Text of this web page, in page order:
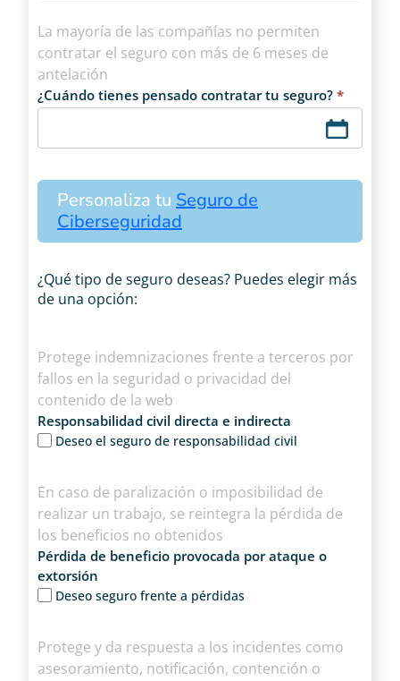
¿Cuándo tienes pensado contratar tu seguro? *
La mayoría de las compañías no permiten
contratar el seguro con más de 6 meses de
antelación
Personaliza tu Seguro de
Ciberseguridad
¿Qué tipo de seguro deseas? Puedes elegir más
de una opción:
Responsabilidad civil directa e indirecta
Deseo el seguro de responsabilidad civil
Protege indemnizaciones frente a terceros por
fallos en la seguridad o privacidad del
contenido de la web
Pérdida de beneficio provocada por ataque o
extorsión
Deseo seguro frente a pérdidas
En caso de paralización o imposibilidad de
realizar un trabajo, se reintegra la pérdida de
los beneficios no obtenidos
Protege y da respuesta a los incidentes como
asesoramiento, notificación, contención o